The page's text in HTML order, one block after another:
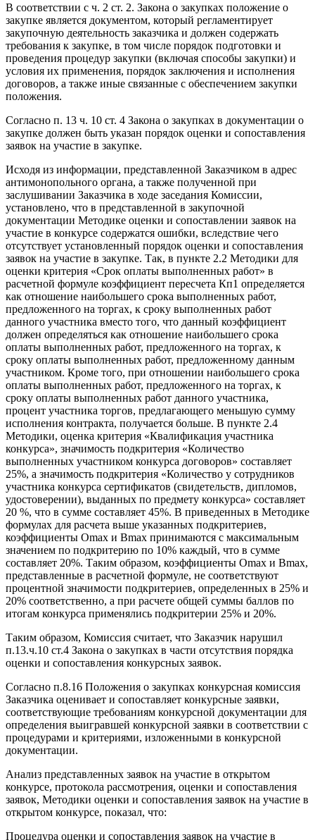
В соответствии с ч. 2 ст. 2. Закона о закупках положение о
закупке является документом, который регламентирует
закупочную деятельность заказчика и должен содержать
требования к закупке, в том числе порядок подготовки и
проведения процедур закупки (включая способы закупки) и
условия их применения, порядок заключения и исполнения
договоров, а также иные связанные с обеспечением закупки
положения.
Согласно п. 13 ч. 10 ст. 4 Закона о закупках в документации о
закупке должен быть указан порядок оценки и сопоставления
заявок на участие в закупке.
Исходя из информации, представленной Заказчиком в адрес
антимонопольного органа, а также полученной при
заслушивании Заказчика в ходе заседания Комиссии,
установлено, что в представленной в закупочной
документации Методике оценки и сопоставлении заявок на
участие в конкурсе содержатся ошибки, вследствие чего
отсутствует установленный порядок оценки и сопоставления
заявок на участие в закупке. Так, в пункте 2.2 Методики для
оценки критерия «Срок оплаты выполненных работ» в
расчетной формуле коэффициент пересчета Кп1 определяется
как отношение наибольшего срока выполненных работ,
предложенного на торгах, к сроку выполненных работ
данного участника вместо того, что данный коэффициент
должен определяться как отношение наибольшего срока
оплаты выполненных работ, предложенного на торгах, к
сроку оплаты выполненных работ, предложенному данным
участником. Кроме того, при отношении наибольшего срока
оплаты выполненных работ, предложенного на торгах, к
сроку оплаты выполненных работ данного участника,
процент участника торгов, предлагающего меньшую сумму
исполнения контракта, получается больше. В пункте 2.4
Методики, оценка критерия «Квалификация участника
конкурса», значимость подкритерия «Количество
выполненных участником конкурса договоров» составляет
25%, а значимость подкритерия «Количество у сотрудников
участника конкурса сертификатов (свидетельств, дипломов,
удостоверении), выданных по предмету конкурса» составляет
20 %, что в сумме составляет 45%. В приведенных в Методике
формулах для расчета выше указанных подкритериев,
коэффициенты Оmах и Вmах принимаются с максимальным
значением по подкритерию по 10% каждый, что в сумме
составляет 20%. Таким образом, коэффициенты Оmах и Вmах,
представленные в расчетной формуле, не соответствуют
процентной значимости подкритериев, определенных в 25% и
20% соответственно, а при расчете общей суммы баллов по
итогам конкурса применялись подкритерии 25% и 20%.
Таким образом, Комиссия считает, что Заказчик нарушил
п.13.ч.10 ст.4 Закона о закупках в части отсутствия порядка
оценки и сопоставления конкурсных заявок.
Согласно п.8.16 Положения о закупках конкурсная комиссия
Заказчика оценивает и сопоставляет конкурсные заявки,
соответствующие требованиям конкурсной документации для
определения выигравшей конкурсной заявки в соответствии с
процедурами и критериями, изложенными в конкурсной
документации.
Анализ представленных заявок на участие в открытом
конкурсе, протокола рассмотрения, оценки и сопоставления
заявок, Методики оценки и сопоставления заявок на участие в
открытом конкурсе, показал, что:
Процедура оценки и сопоставления заявок на участие в